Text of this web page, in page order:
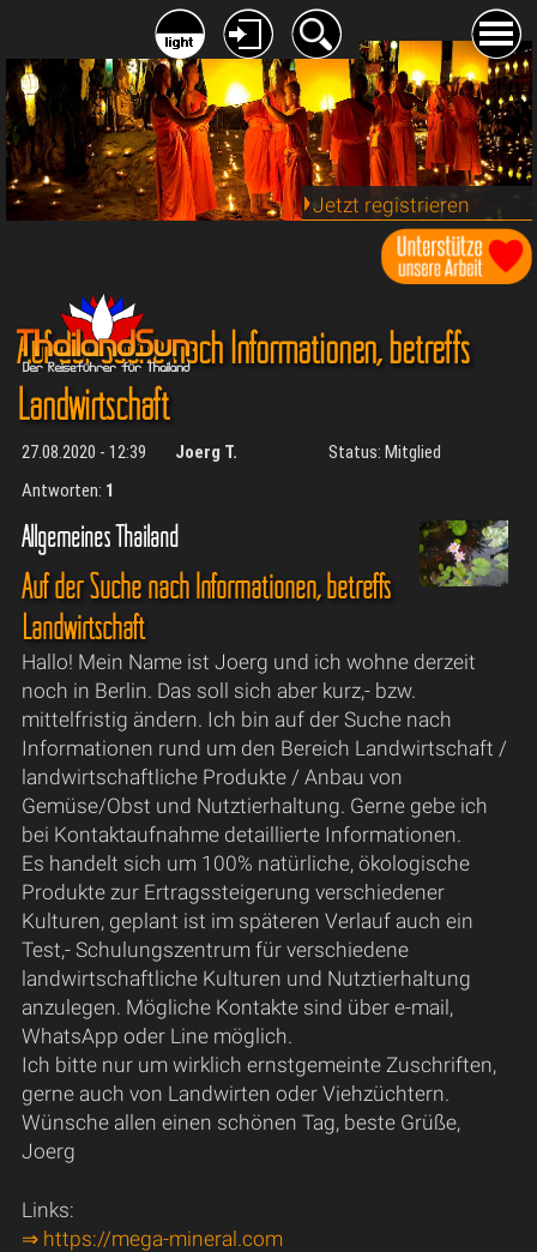
Jetzt registrieren
Auf der Suche nach Informationen, betreffs
Landwirtschaft
27.08.2020 - 12:39 Joerg T.
Status: Mitglied
Antworten: 1
Allgemeines Thailand
Auf der Suche nach Informationen, betreffs
Landwirtschaft
Hallo! Mein Name ist Joerg und ich wohne derzeit
noch in Berlin. Das soll sich aber kurz,- bzw.
mittelfristig ändern. Ich bin auf der Suche nach
Informationen rund um den Bereich Landwirtschaft /
landwirtschaftliche Produkte / Anbau von
Gemüse/Obst und Nutztierhaltung. Gerne gebe ich
bei Kontaktaufnahme detaillierte Informationen.
Es handelt sich um 100% natürliche, ökologische
Produkte zur Ertragssteigerung verschiedener
Kulturen, geplant ist im späteren Verlauf auch ein
Test,- Schulungszentrum für verschiedene
landwirtschaftliche Kulturen und Nutztierhaltung
anzulegen. Mögliche Kontakte sind über e-mail,
WhatsApp oder Line möglich.
Ich bitte nur um wirklich ernstgemeinte Zuschriften,
gerne auch von Landwirten oder Viehzüchtern.
Wünsche allen einen schönen Tag, beste Grüße,
Joerg
Links:
⇒ https://mega-mineral.com